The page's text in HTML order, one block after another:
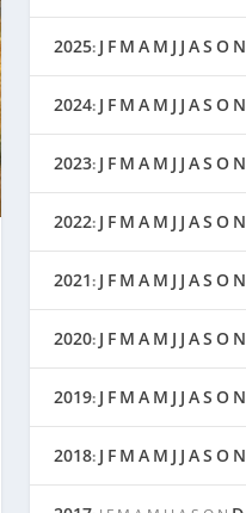
2025: J F M A M J J AS O N
2024: J F M A M J J AS O N
2023: J F M A M J J AS O N
2022: J F M A M J J AS O N
2021: J F M A M J J AS O N
2020: J F M A M J J AS O N
2019: J F M A M J J AS O N
2018: J F M A M J J AS O N